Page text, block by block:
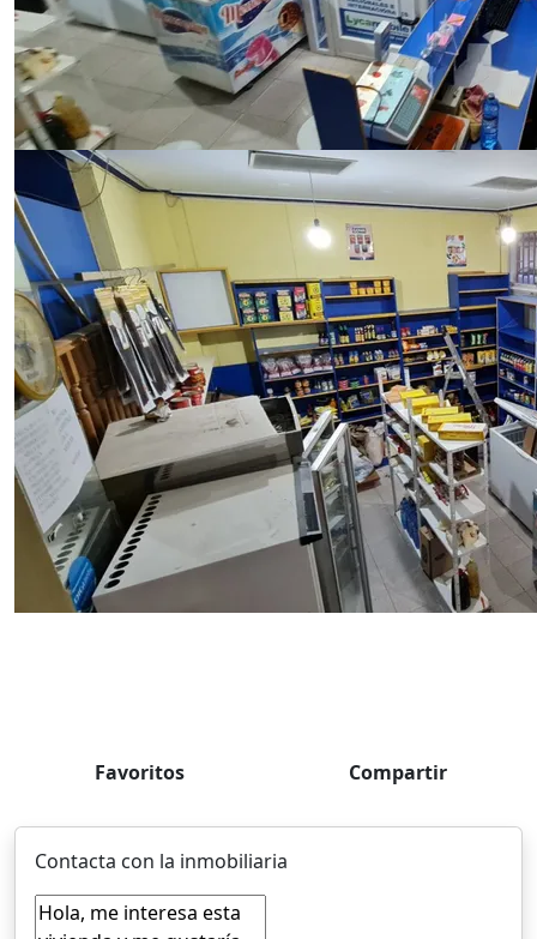
Favoritos Compartir
Contacta con la inmobiliaria